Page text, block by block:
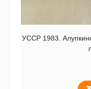
УССР 1983.